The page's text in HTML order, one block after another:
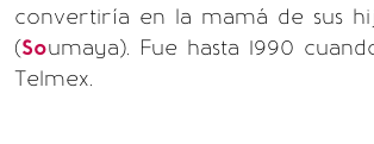
convertiría en la mamá de sus
(Soumaya). Fue hasta 1990
Telmex.